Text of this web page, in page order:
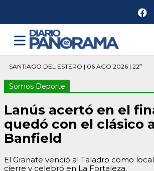
SANTIAGO DEL ESTERO | 06 AGO 2026 | 22º
Somos Deporte
Lanús acertó en el
quedó con el clásico
Banfield
El Granate venció al Taladro como
cierre y celebró en La Fortaleza.